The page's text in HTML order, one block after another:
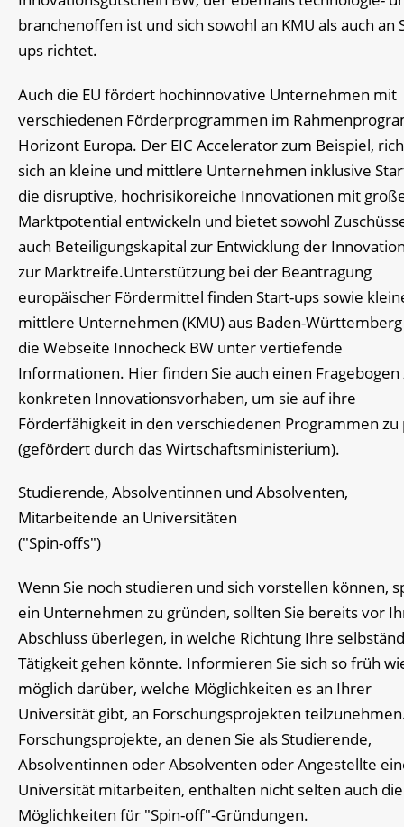
branchenoffen ist und sich sowohl an KMU als auch an
ups richtet.
Auch die EU fördert hochinnovative Unternehmen mit
verschiedenen Förderprogrammen im
Horizont Europa. Der EIC Accelerator zum Beispiel,
sich an kleine und mittlere Unternehmen inklusive
die disruptive, hochrisikoreiche Innovationen mit
Marktpotential entwickeln und bietet sowohl
auch Beteiligungskapital zur Entwicklung der
zur Marktreife.Unterstützung bei der Beantragung
europäischer Fördermittel finden Start-ups sowie
mittlere Unternehmen (KMU) aus Baden-
die Webseite Innocheck BW unter vertiefende
Informationen. Hier finden Sie auch einen Fragebogen
konkreten Innovationsvorhaben, um sie auf ihre
Förderfähigkeit in den verschiedenen Programmen
(gefördert durch das Wirtschaftsministerium).
Studierende, Absolventinnen und Absolventen,
Mitarbeitende an Universitäten
("Spin-offs")
Wenn Sie noch studieren und sich vorstellen können,
ein Unternehmen zu gründen, sollten Sie bereits vor
Abschluss überlegen, in welche Richtung Ihre
Tätigkeit gehen könnte. Informieren Sie sich so früh
möglich darüber, welche Möglichkeiten es an Ihrer
Universität gibt, an Forschungsprojekten
Forschungsprojekte, an denen Sie als Studierende,
Absolventinnen oder Absolventen oder Angestellte
Universität mitarbeiten, enthalten nicht selten auch die
Möglichkeiten für "Spin-off"-Gründungen.